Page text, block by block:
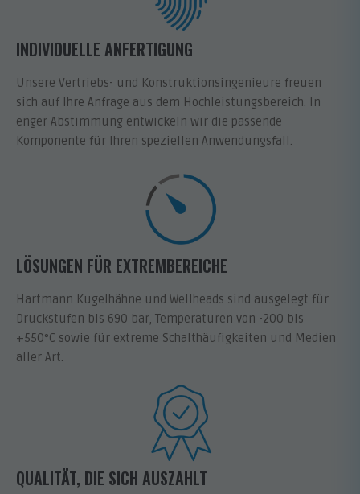
INDIVIDUELLE ANFERTIGUNG
Unsere Vertriebs- und Konstruktionsingenieure freuen
sich auf Ihre Anfrage aus dem Hochleistungsbereich. In
enger Abstimmung entwickeln wir die passende
Komponente für Ihren speziellen Anwendungsfall.
LÖSUNGEN FÜR EXTREMBEREICHE
Hartmann Kugelhähne und Wellheads sind ausgelegt für
Druckstufen bis 690 bar, Temperaturen von -200 bis
+550°C sowie für extreme Schalthäufigkeiten und Medien
aller Art.
QUALITÄT, DIE SICH AUSZAHLT